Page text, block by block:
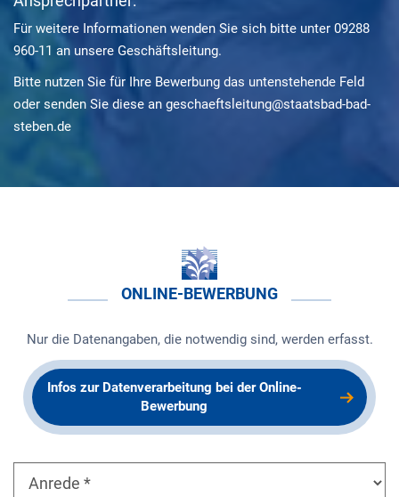
Für weitere Informationen wenden Sie sich bitte unter 09288
960-11 an unsere Geschäftsleitung.
Bitte nutzen Sie für Ihre Bewerbung das untenstehende Feld
oder senden Sie diese an geschaeftsleitung@staatsbad-bad-
steben.de
ONLINE-BEWERBUNG
Nur die Datenangaben, die notwendig sind, werden erfasst.
Infos zur Datenverarbeitung bei der Online-
Bewerbung